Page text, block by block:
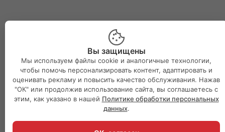
2026 © Интернет-магазин Великий двор
Вы защищены
Мы используем файлы cookie и аналогичные технологии,
чтобы помочь персонализировать контент, адаптировать и
оценивать рекламу и повысить качество обслуживания. Нажав
"ОК" или продолжив использование сайта, вы соглашаетесь с
этим, как указано в нашей Политике обработки персональных
данных.